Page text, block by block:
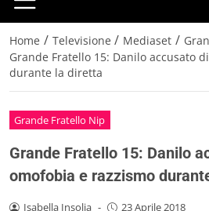
Home / Televisione / Mediaset /
Grande Fratello 15: Danilo accusato
durante la diretta
Grande Fratello Nip
Grande Fratello 15: Danilo
omofobia e razzismo
Isabella Insolia - 23 Aprile 2018